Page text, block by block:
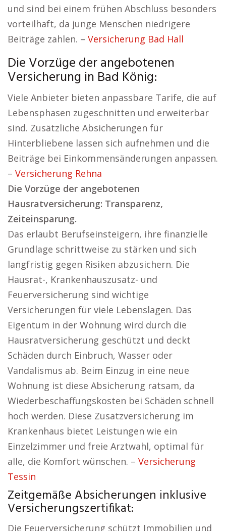
und sind bei einem frühen Abschluss besonders
vorteilhaft, da junge Menschen niedrigere
Beiträge zahlen. – Versicherung Bad Hall
Die Vorzüge der angebotenen
Versicherung in Bad König:
Viele Anbieter bieten anpassbare Tarife, die auf
Lebensphasen zugeschnitten und erweiterbar
sind. Zusätzliche Absicherungen für
Hinterbliebene lassen sich aufnehmen und die
Beiträge bei Einkommensänderungen anpassen.
– Versicherung Rehna
Die Vorzüge der angebotenen
Hausratversicherung: Transparenz,
Zeiteinsparung.
Das erlaubt Berufseinsteigern, ihre finanzielle
Grundlage schrittweise zu stärken und sich
langfristig gegen Risiken abzusichern. Die
Hausrat-, Krankenhauszusatz- und
Feuerversicherung sind wichtige
Versicherungen für viele Lebenslagen. Das
Eigentum in der Wohnung wird durch die
Hausratversicherung geschützt und deckt
Schäden durch Einbruch, Wasser oder
Vandalismus ab. Beim Einzug in eine neue
Wohnung ist diese Absicherung ratsam, da
Wiederbeschaffungskosten bei Schäden schnell
hoch werden. Diese Zusatzversicherung im
Krankenhaus bietet Leistungen wie ein
Einzelzimmer und freie Arztwahl, optimal für
alle, die Komfort wünschen. – Versicherung
Tessin
Zeitgemäße Absicherungen inklusive
Versicherungszertifikat:
Die Feuerversicherung schützt Immobilien und